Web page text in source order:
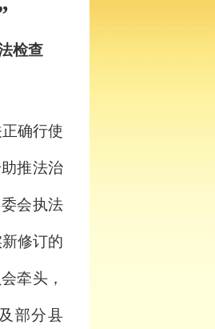
检查
确行使
推法治
会执法
修订的
牵头，
部分县